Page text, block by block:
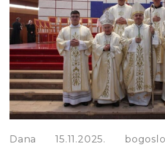
Dana 15.11.2025.